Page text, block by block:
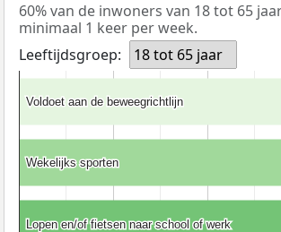
60% van de inwoners van 18 tot 65
minimaal 1 keer per week.
Leeftijdsgroep:
18 tot 65 jaar
Voldoet aan de beweegrichtlijn
Voldoet aan de beweegrichtlijn
Wekelijks sporten
Wekelijks sporten
Lopen en/of fietsen naar school of werk
Lopen en/of fietsen naar school of werk